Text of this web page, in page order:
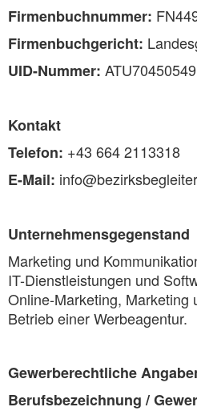
Firmenbuchnummer:
Firmenbuchgericht:
UID-Nummer: ATU70450549
Kontakt
Telefon: +43 664 2113318
E-Mail:
Unternehmensgegenstand
Marketing und
IT-Dienstleistungen und
Online-Marketing, Marketing
Betrieb einer Werbeagentur.
Gewerberechtliche
Berufsbezeichnung /